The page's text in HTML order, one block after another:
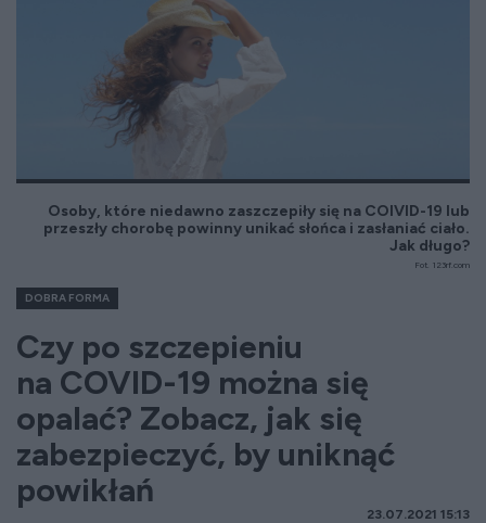
Osoby, które niedawno zaszczepiły się na COIVID-19 lub
przeszły chorobę powinny unikać słońca i zasłaniać ciało.
Jak długo?
Fot. 123rf.com
DOBRA FORMA
Czy po szczepieniu
na COVID-19 można się
opalać? Zobacz, jak się
zabezpieczyć, by uniknąć
powikłań
23.07.2021 15:13